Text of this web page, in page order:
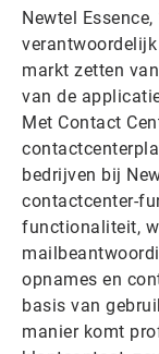
Newtel
markt zetten
van de
Met Contact
bedrijven bij
contactcenter-
functionaliteit,
opnames en
basis van
manier komt